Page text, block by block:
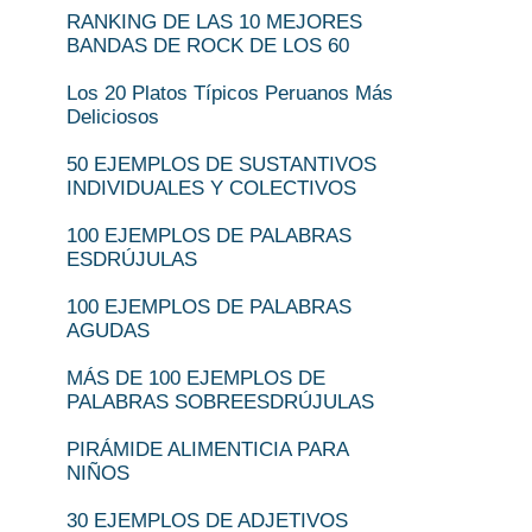
RANKING DE LAS 10 MEJORES
BANDAS DE ROCK DE LOS 60
Los 20 Platos Típicos Peruanos Más
Deliciosos
50 EJEMPLOS DE SUSTANTIVOS
INDIVIDUALES Y COLECTIVOS
100 EJEMPLOS DE PALABRAS
ESDRÚJULAS
100 EJEMPLOS DE PALABRAS
AGUDAS
MÁS DE 100 EJEMPLOS DE
PALABRAS SOBREESDRÚJULAS
PIRÁMIDE ALIMENTICIA PARA
NIÑOS
30 EJEMPLOS DE ADJETIVOS